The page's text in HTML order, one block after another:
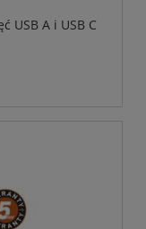
USB A i USB C